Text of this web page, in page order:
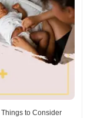
to Consider